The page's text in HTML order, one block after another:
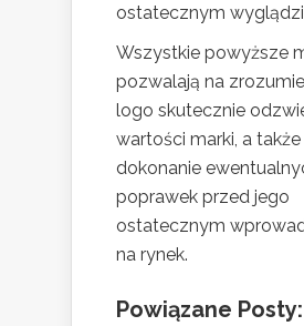
ostatecznym
Wszystkie powyższe
pozwalają na
logo skutecznie
wartości marki, a także
dokonanie
poprawek przed jego
ostatecznym
na rynek.
Powiązane Posty: